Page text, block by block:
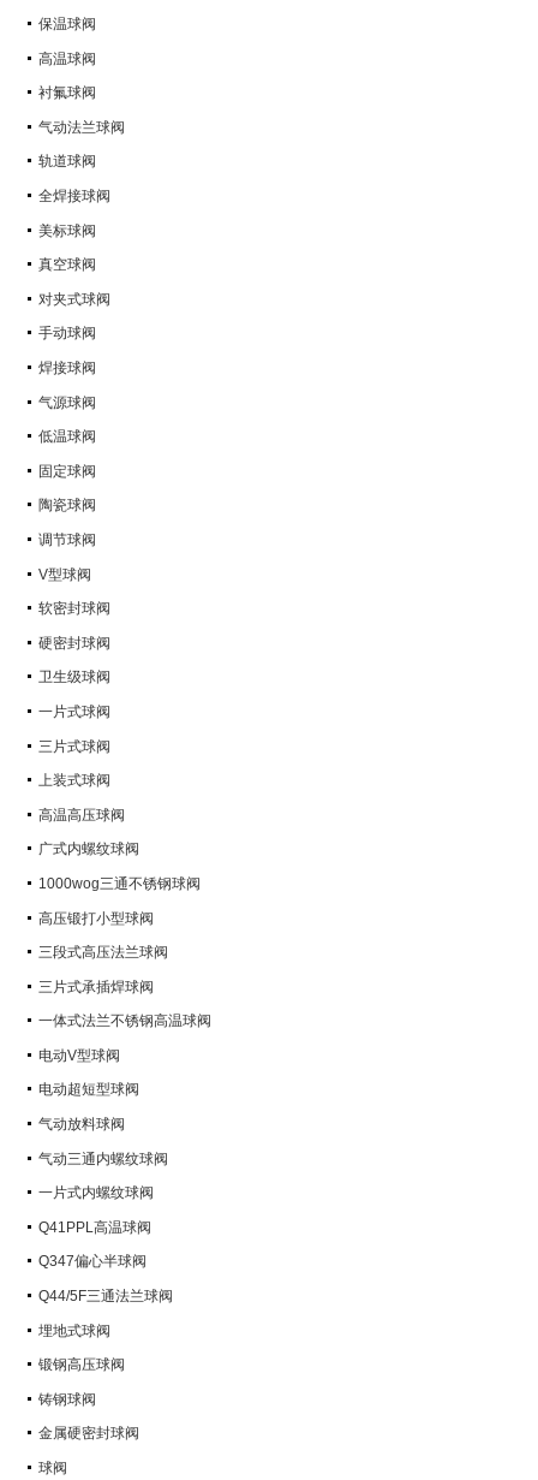
保温球阀
高温球阀
衬氟球阀
气动法兰球阀
轨道球阀
全焊接球阀
美标球阀
真空球阀
对夹式球阀
手动球阀
焊接球阀
气源球阀
低温球阀
固定球阀
陶瓷球阀
调节球阀
V型球阀
软密封球阀
硬密封球阀
卫生级球阀
一片式球阀
三片式球阀
上装式球阀
高温高压球阀
广式内螺纹球阀
1000wog三通不锈钢球阀
高压锻打小型球阀
三段式高压法兰球阀
三片式承插焊球阀
一体式法兰不锈钢高温球阀
电动V型球阀
电动超短型球阀
气动放料球阀
气动三通内螺纹球阀
一片式内螺纹球阀
Q41PPL高温球阀
Q347偏心半球阀
Q44/5F三通法兰球阀
埋地式球阀
锻钢高压球阀
铸钢球阀
金属硬密封球阀
球阀